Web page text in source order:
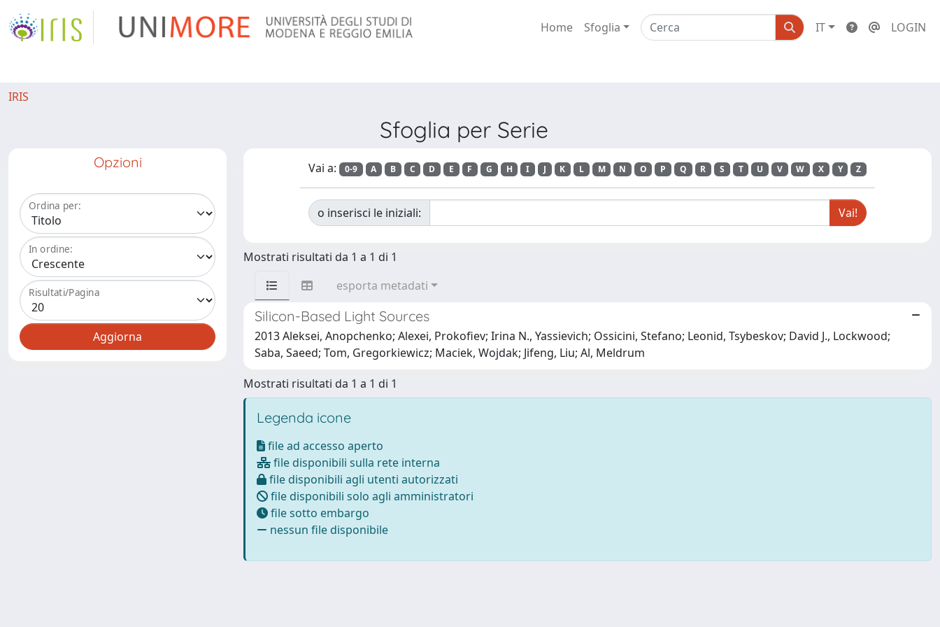
Home Sfoglia IT LOGIN
IRIS
Sfoglia per Serie
Opzioni
Ordina per:
In ordine:
Risultati/Pagina
Vai a: 0-9 A B C D E F G H I J K L M N O P Q R S T U V W X Y Z
o inserisci le iniziali:
Mostrati risultati da 1 a 1 di 1
esporta metadati
Silicon-Based Light Sources
2013 Aleksei, Anopchenko; Alexei, Prokofiev; Irina N., Yassievich; Ossicini, Stefano; Leonid, Tsybeskov; David J., Lockwood;
Saba, Saeed; Tom, Gregorkiewicz; Maciek, Wojdak; Jifeng, Liu; Al, Meldrum
Mostrati risultati da 1 a 1 di 1
Legenda icone
file ad accesso aperto
file disponibili sulla rete interna
file disponibili agli utenti autorizzati
file disponibili solo agli amministratori
file sotto embargo
nessun file disponibile